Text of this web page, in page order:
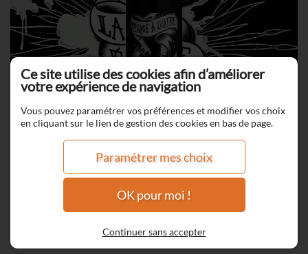
Ménage à quatre
Ce site utilise des cookies afin d’améliorer
votre expérience de navigation
Vous pouvez paramétrer vos préférences et modifier vos choix
en cliquant sur le lien de gestion des cookies en bas de page.
Paramétrer mes choix
OK pour moi !
Continuer sans accepter